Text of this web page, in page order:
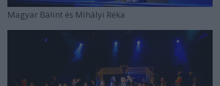
Magyar Bálint és Mihályi Réka